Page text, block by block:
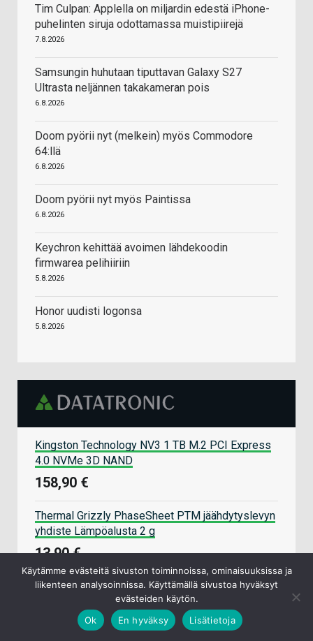
Tim Culpan: Applella on miljardin edestä iPhone-
puhelinten siruja odottamassa muistipiirejä
7.8.2026
Samsungin huhutaan tiputtavan Galaxy S27
Ultrasta neljännen takakameran pois
6.8.2026
Doom pyörii nyt (melkein) myös Commodore
64:llä
6.8.2026
Doom pyörii nyt myös Paintissa
6.8.2026
Keychron kehittää avoimen lähdekoodin
firmwarea pelihiiriin
5.8.2026
Honor uudisti logonsa
5.8.2026
Kingston Technology NV3 1 TB M.2 PCI Express
4.0 NVMe 3D NAND
158,90 €
Thermal Grizzly PhaseSheet PTM jäähdytyslevyn
yhdiste Lämpöalusta 2 g
13,90 €
Corsair Vengeance CMK32GX5M2B6000C38
muistimoduuli 32 GB 2 x 16 GB DDR5 6000 MHz
479,90 €
Käytämme evästeitä sivuston toiminnoissa, ominaisuuksissa ja
liikenteen analysoinnissa. Käyttämällä sivustoa hyväksyt
evästeiden käytön.
Ok
En hyväksy Lisätietoja